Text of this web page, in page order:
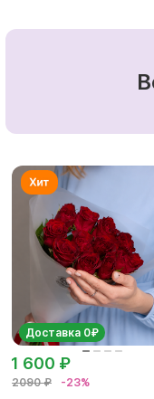
Доставка 0₽
2090 ₽ -23%
1 600 ₽